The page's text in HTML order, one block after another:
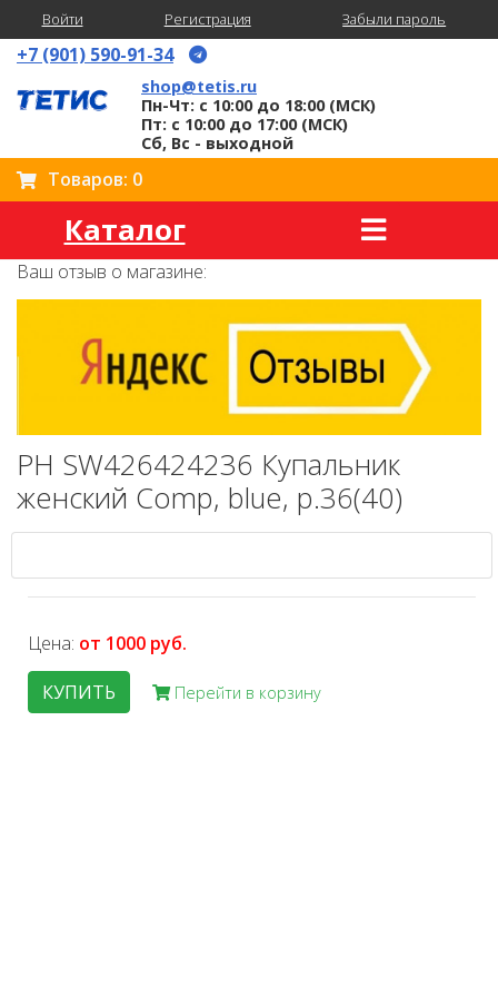
Войти Регистрация Забыли пароль
+7 (901) 590-91-34
shop@tetis.ru
Пн-Чт: с 10:00 до 18:00 (МСК)
Пт: с 10:00 до 17:00 (МСК)
Сб, Вс - выходной
Товаров: 0
Каталог
Ваш отзыв о магазине:
PH SW426424236 Купальник
женский Comp, blue, p.36(40)
Цена: от 1000 руб.
КУПИТЬ
Перейти в корзину